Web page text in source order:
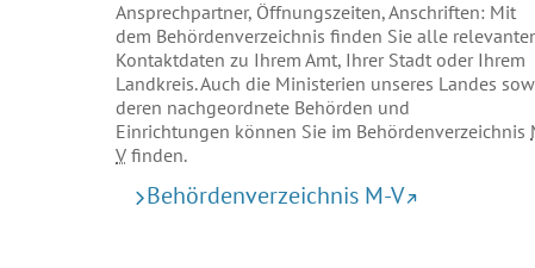
Ansprechpartner, Öffnungszeiten, Anschriften: Mit
dem Behördenverzeichnis finden Sie alle
Kontaktdaten zu Ihrem Amt, Ihrer Stadt oder Ihrem
Landkreis. Auch die Ministerien unseres Landes
deren nachgeordnete Behörden und
Einrichtungen können Sie im Behördenverzeichnis
V finden.
Behördenverzeichnis M-V